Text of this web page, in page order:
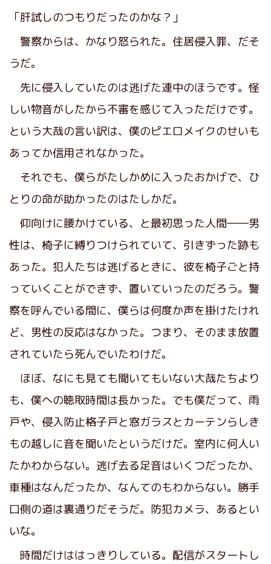
「肝試しのつもりだったのかな？」
警察からは、かなり怒られた。住居侵入罪、だそ
うだ。
先に侵入していたのは逃げた連中のほうです。怪
しい物音がしたから不審を感じて入っただけです。
という大哉の言い訳は、僕のピエロメイクのせいも
あってか信用されなかった。
それでも、僕らがたしかめに入ったおかげで、ひ
とりの命が助かったのはたしかだ。
仰向けに腰かけている、と最初思った人間――男
性は、椅子に縛りつけられていて、引きずった跡も
あった。犯人たちは逃げるときに、彼を椅子ごと持
っていくことができず、置いていったのだろう。警
察を呼んでいる間に、僕らは何度か声を掛けたけれ
ど、男性の反応はなかった。つまり、そのまま放置
されていたら死んでいたわけだ。
ほぼ、なにも見ても聞いてもいない大哉たちより
も、僕への聴取時間は長かった。でも僕だって、雨
戸や、侵入防止格子戸と窓ガラスとカーテンらしき
もの越しに音を聞いたというだけだ。室内に何人い
たかわからない。逃げ去る足音はいくつだったか、
車種はなんだったか、なんてのもわからない。勝手
口側の道は裏通りだそうだ。防犯カメラ、あるとい
いな。
時間だけははっきりしている。配信がスタートし